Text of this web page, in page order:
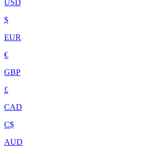
USD
$
EUR
€
GBP
£
CAD
C$
AUD